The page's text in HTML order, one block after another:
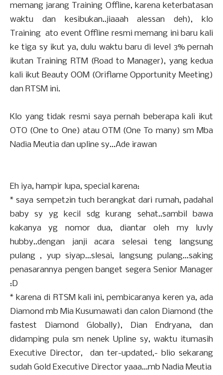
memang jarang Training Offline, karena keterbatasan
waktu dan kesibukan..jiaaah alessan deh), klo
Training ato event Offline resmi memang ini baru kali
ke tiga sy ikut ya, dulu waktu baru di level 3% pernah
ikutan Training RTM (Road to Manager), yang kedua
kali ikut Beauty OOM (Oriflame Opportunity Meeting)
dan RTSM ini.
Klo yang tidak resmi saya pernah beberapa kali ikut
OTO (One to One) atau OTM (One To many) sm Mba
Nadia Meutia dan upline sy...Ade irawan
Eh iya, hampir lupa, special karena:
* saya sempet2in tuch berangkat dari rumah, padahal
baby sy yg kecil sdg kurang sehat..sambil bawa
kakanya yg nomor dua, diantar oleh my luvly
hubby..dengan janji acara selesai teng langsung
pulang , yup siyap...slesai, langsung pulang...saking
penasarannya pengen banget segera Senior Manager
:D
* karena di RTSM kali ini, pembicaranya keren ya, ada
Diamond mb Mia Kusumawati dan calon Diamond (the
fastest Diamond Globally), Dian Endryana, dan
didamping pula sm nenek Upline sy, waktu itumasih
Executive Director, dan ter-updated,- blio sekarang
sudah Gold Executive Director yaaa...mb Nadia Meutia